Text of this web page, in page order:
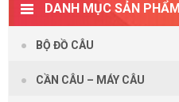
DANH MỤC SẢN PHẨM
BỘ ĐỒ CÂU
CẦN CÂU – MÁY CÂU